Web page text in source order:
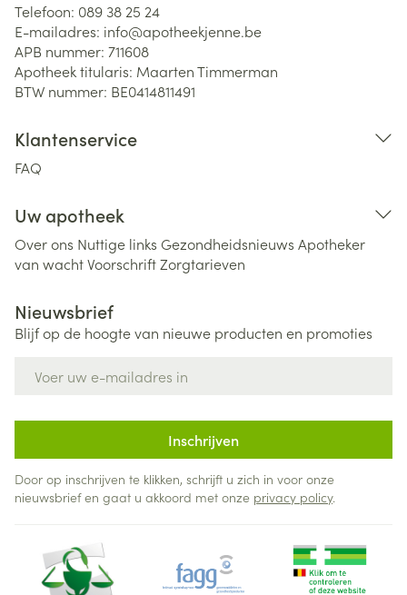
Telefoon: 089 38 25 24
E-mailadres: info@apotheekjenne.be
APB nummer: 711608
Apotheek titularis: Maarten Timmerman
BTW nummer: BE0414811491
Klantenservice
FAQ
Uw apotheek
Over ons Nuttige links Gezondheidsnieuws Apotheker
van wachtVoorschriftZorgtarieven
Nieuwsbrief
Blijf op de hoogte van nieuwe producten en promoties
Inschrijven
Door op inschrijven te klikken, schrijft u zich in voor onze
nieuwsbrief en gaat u akkoord met onze privacy policy.